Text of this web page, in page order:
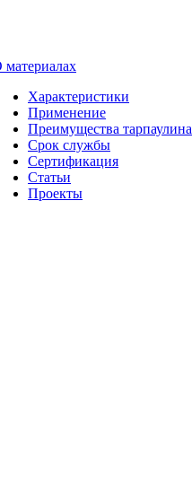
материалах
Характеристики
Применение
Преимущества тарпаулина
Срок службы
Сертификация
Статьи
Проекты